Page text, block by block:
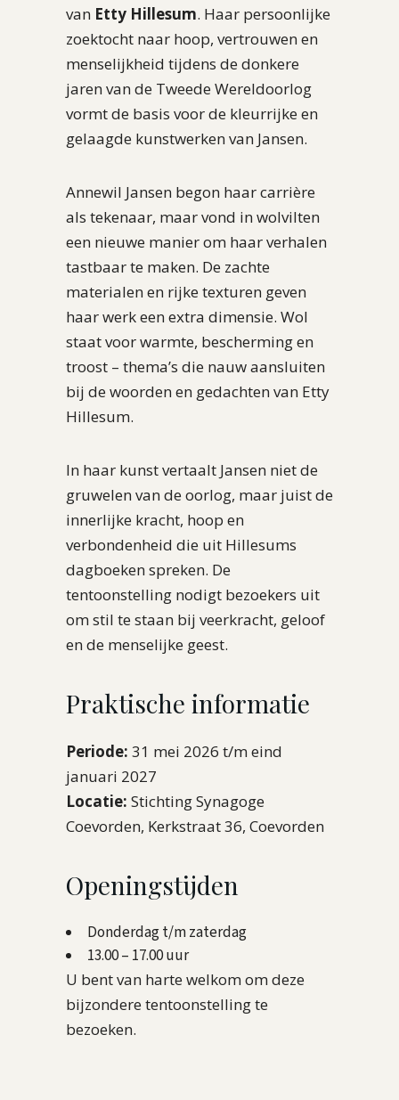
van Etty Hillesum. Haar persoonlijke
zoektocht naar hoop, vertrouwen en
menselijkheid tijdens de donkere
jaren van de Tweede Wereldoorlog
vormt de basis voor de kleurrijke en
gelaagde kunstwerken van Jansen.
Annewil Jansen begon haar carrière
als tekenaar, maar vond in wolvilten
een nieuwe manier om haar verhalen
tastbaar te maken. De zachte
materialen en rijke texturen geven
haar werk een extra dimensie. Wol
staat voor warmte, bescherming en
troost – thema’s die nauw aansluiten
bij de woorden en gedachten van Etty
Hillesum.
In haar kunst vertaalt Jansen niet de
gruwelen van de oorlog, maar juist de
innerlijke kracht, hoop en
verbondenheid die uit Hillesums
dagboeken spreken. De
tentoonstelling nodigt bezoekers uit
om stil te staan bij veerkracht, geloof
en de menselijke geest.
Praktische informatie
Periode: 31 mei 2026 t/m eind
januari 2027
Locatie: Stichting Synagoge
Coevorden, Kerkstraat 36, Coevorden
Openingstijden
Donderdag t/m zaterdag
13.00 – 17.00 uur
U bent van harte welkom om deze
bijzondere tentoonstelling te
bezoeken.